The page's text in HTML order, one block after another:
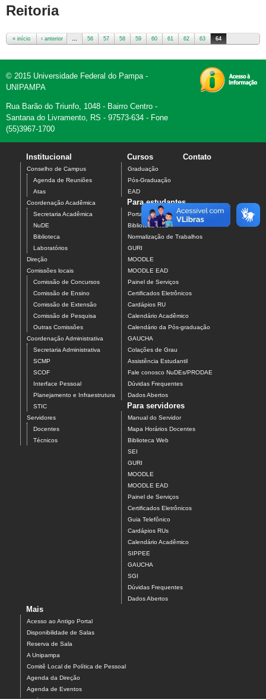
Reitoria
« início ‹ anterior … 56 57 58 59 60 61 62 63 64
© 2015 Universidade Federal do Pampa -
UNIPAMPA
Rua Barão do Triunfo, 1048 - Bairro Centro -
Santana do Livramento, RS - 97573-634 - Fone
(55)3967-1700
Institucional
Conselho de Campus
Agenda de Reuniões
Atas
Coordenação Acadêmica
Secretaria Acadêmica
NuDE
Biblioteca
Laboratórios
Direção
Comissões locais
Comissão de Concursos
Comissão de Ensino
Comissão de Extensão
Comissão de Pesquisa
Outras Comissões
Coordenação Administrativa
Secretaria Administrativa
SCMP
SCOF
Interface Pessoal
Planejamento e Infraestrutura
STIC
Servidores
Docentes
Técnicos
Cursos
Graduação
Pós-Graduação
EAD
Contato
Para estudantes
Portal do Aluno
Biblioteca Web
Normalização de Trabalhos
GURI
MOODLE
MOODLE EAD
Painel de Serviços
Certificados Eletrônicos
Cardápios RU
Calendário Acadêmico
Calendário da Pós-graduação
GAUCHA
Colações de Grau
Assistência Estudantil
Fale conosco NuDEs/PRODAE
Dúvidas Frequentes
Dados Abertos
Para servidores
Manual do Servidor
Mapa Horários Docentes
Biblioteca Web
SEI
GURI
MOODLE
MOODLE EAD
Painel de Serviços
Certificados Eletrônicos
Guia Telefônico
Cardápios RUs
Calendário Acadêmico
SIPPEE
GAUCHA
SGI
Dúvidas Frequentes
Dados Abertos
Mais
Acesso ao Antigo Portal
Disponibilidade de Salas
Reserva de Sala
A Unipampa
Comitê Local de Política de Pessoal
Agenda da Direção
Agenda de Eventos